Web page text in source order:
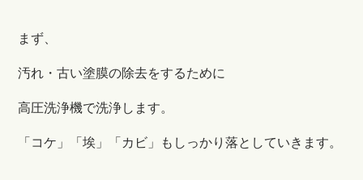
まず、
汚れ・古い塗膜の除去をするために
高圧洗浄機で洗浄します。
「コケ」「埃」「カビ」もしっかり落としていきます。